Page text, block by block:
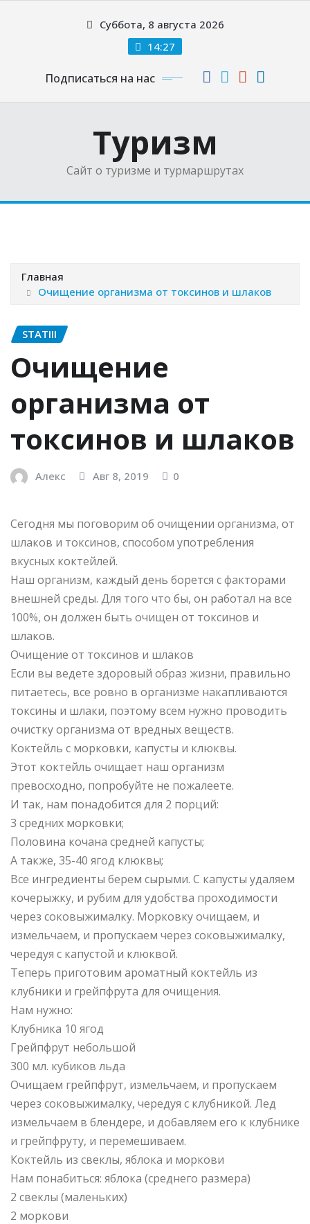
Суббота, 8 августа 2026
14:27
Подписаться на нас
Туризм
Сайт о туризме и турмаршрутах
Главная
Очищение организма от токсинов и шлаков
STATIII
Очищение
организма от
токсинов и шлаков
Алекс Авг 8, 2019 0
Сегодня мы поговорим об очищении организма, от
шлаков и токсинов, способом употребления
вкусных коктейлей.
Наш организм, каждый день борется с факторами
внешней среды. Для того что бы, он работал на все
100%, он должен быть очищен от токсинов и
шлаков.
Очищение от токсинов и шлаков
Если вы ведете здоровый образ жизни, правильно
питаетесь, все ровно в организме накапливаются
токсины и шлаки, поэтому всем нужно проводить
очистку организма от вредных веществ.
Коктейль с морковки, капусты и клюквы.
Этот коктейль очищает наш организм
превосходно, попробуйте не пожалеете.
И так, нам понадобится для 2 порций:
3 средних морковки;
Половина кочана средней капусты;
А также, 35-40 ягод клюквы;
Все ингредиенты берем сырыми. С капусты удаляем
кочерыжку, и рубим для удобства проходимости
через соковыжималку. Морковку очищаем, и
измельчаем, и пропускаем через соковыжималку,
чередуя с капустой и клюквой.
Теперь приготовим ароматный коктейль из
клубники и грейпфрута для очищения.
Нам нужно:
Клубника 10 ягод
Грейпфрут небольшой
300 мл. кубиков льда
Очищаем грейпфрут, измельчаем, и пропускаем
через соковыжималку, чередуя с клубникой. Лед
измельчаем в блендере, и добавляем его к клубнике
и грейпфруту, и перемешиваем.
Коктейль из свеклы, яблока и моркови
Нам понабиться: яблока (среднего размера)
2 свеклы (маленьких)
2 моркови